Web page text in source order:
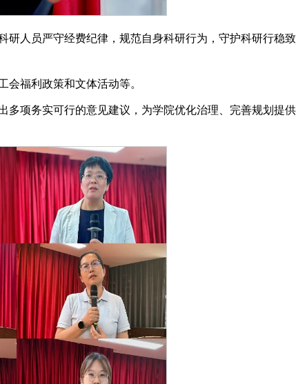
研人员严守经费纪律，规范自身科研行为，守护科研行稳致
会福利政策和文体活动等。
多项务实可行的意见建议，为学院优化治理、完善规划提供